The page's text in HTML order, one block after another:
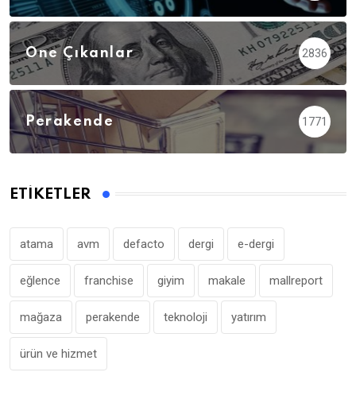
Öne Çıkanlar 2836
Perakende 1771
ETIKETLER
atama avm defacto dergi e-dergi
eğlence franchise giyim makale mallreport
mağaza perakende teknoloji yatırım
ürün ve hizmet